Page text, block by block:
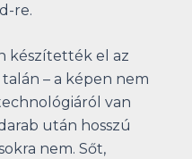
re.
készítették el az
– a képen nem
van
után hosszú
nem. Sőt,